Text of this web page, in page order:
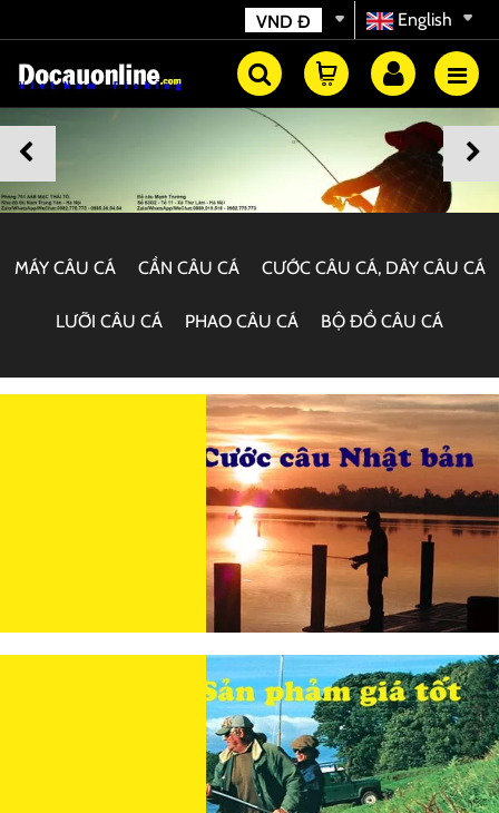
English
VND Đ
MÁY CÂU CÁ CẦN CÂU CÁ CƯỚC CÂU CÁ, DÂY CÂU CÁ
LƯỠI CÂU CÁ PHAO CÂU CÁ BỘ ĐỒ CÂU CÁ